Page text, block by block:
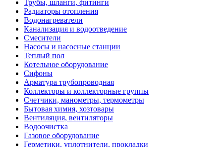
Трубы, шланги, фитинги
Радиаторы отопления
Водонагреватели
Канализация и водоотведение
Смесители
Насосы и насосные станции
Теплый пол
Котельное оборудование
Сифоны
Арматура трубопроводная
Коллекторы и коллекторные группы
Счетчики, манометры, термометры
Бытовая химия, хозтовары
Вентиляция, вентиляторы
Водоочистка
Газовое оборудование
Герметики, уплотнители, прокладки